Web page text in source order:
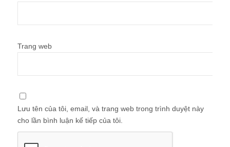
Trang web
Lưu tên của tôi, email, và trang web trong trình duyệt này
cho lần bình luận kế tiếp của tôi.